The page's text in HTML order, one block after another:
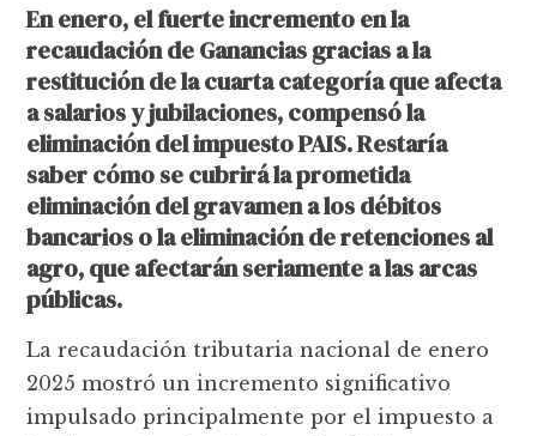
En enero, el fuerte incremento en la
recaudación de Ganancias gracias a la
restitución de la cuarta categoría que afecta
a salarios y jubilaciones, compensó la
eliminación del impuesto PAIS. Restaría
saber cómo se cubrirá la prometida
eliminación del gravamen a los débitos
bancarios o la eliminación de retenciones al
agro, que afectarán seriamente a las arcas
públicas.
La recaudación tributaria nacional de enero
2025 mostró un incremento significativo
impulsado principalmente por el impuesto a